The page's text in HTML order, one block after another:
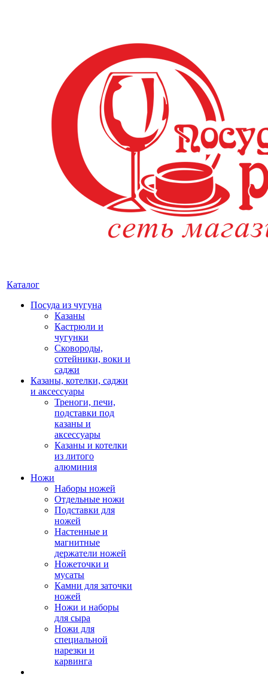
Каталог
Посуда из чугуна
Казаны
Кастрюли и
чугунки
Сковороды,
сотейники, воки и
саджи
Казаны, котелки, саджи
и аксессуары
Треноги, печи,
подставки под
казаны и
аксессуары
Казаны и котелки
из литого
алюминия
Ножи
Наборы ножей
Отдельные ножи
Подставки для
ножей
Настенные и
магнитные
держатели ножей
Ножеточки и
мусаты
Камни для заточки
ножей
Ножи и наборы
для сыра
Ножи для
специальной
нарезки и
карвинга